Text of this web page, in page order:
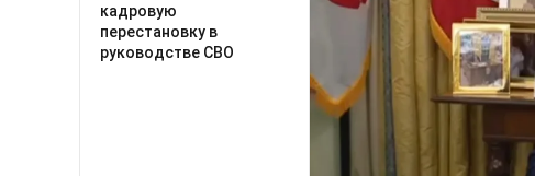
кадровую
перестановку в
руководстве СВО